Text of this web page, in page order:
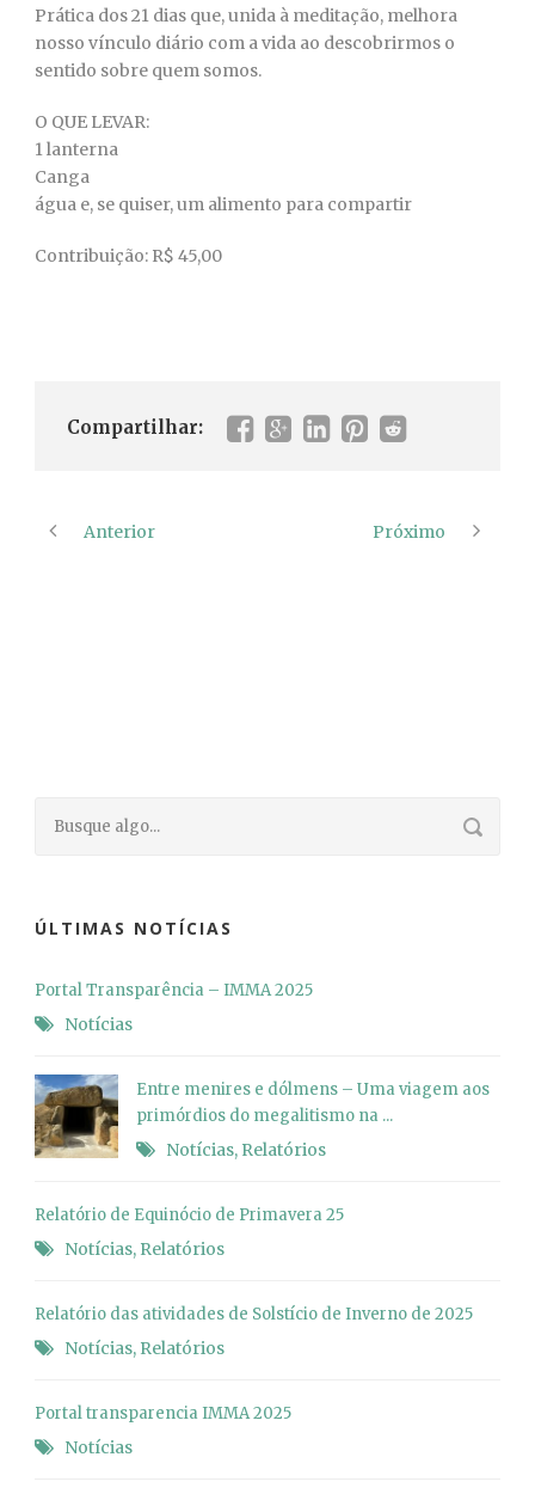
Prática dos 21 dias que, unida à meditação, melhora
nosso vínculo diário com a vida ao descobrirmos o
sentido sobre quem somos.
O QUE LEVAR:
1 lanterna
Canga
água e, se quiser, um alimento para compartir
Contribuição: R$ 45,00
Compartilhar:
Anterior Próximo
ÚLTIMAS NOTÍCIAS
Portal Transparência – IMMA 2025
Notícias
Entre menires e dólmens – Uma viagem aos
primórdios do megalitismo na ...
Notícias, Relatórios
Relatório de Equinócio de Primavera 25
Notícias, Relatórios
Relatório das atividades de Solstício de Inverno de 2025
Notícias, Relatórios
Portal transparencia IMMA 2025
Notícias